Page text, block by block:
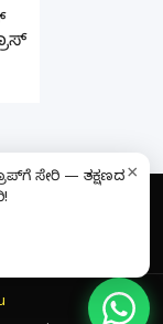
×
ಸೇರಿ — ತಕ್ಷಣದ